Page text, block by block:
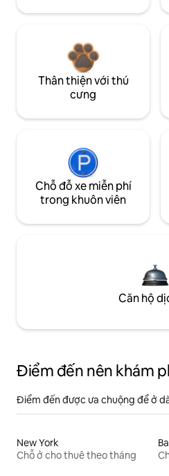
Thân thiện với thú
cưng
Chỗ đỗ xe miễn phí
trong khuôn viên
Căn hộ
Điểm đến nên khám
Điểm đến được ưa chuộng để ở
New York
Chỗ ở cho thuê theo tháng